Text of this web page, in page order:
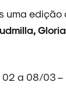
uma
02 a 08/03 –